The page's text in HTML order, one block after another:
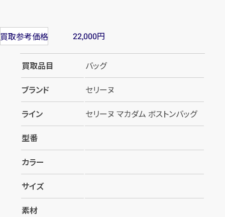
買取参考価格 22,000円
買取品目
バッグ
ブランド
セリーヌ
ライン
セリーヌ マカダム ボストンバッグ
型番
カラー
サイズ
素材